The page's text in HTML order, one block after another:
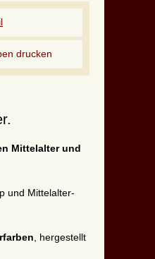
drucken
Mittelalter und
und Mittelalter-
, hergestellt